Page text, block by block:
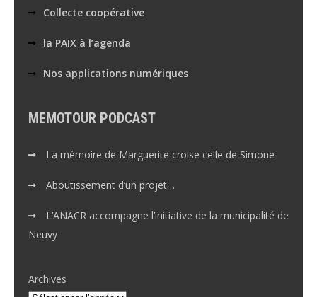
Collecte coopérative
la PAIX à l’agenda
Nos applications numériques
MEMOTOUR PODCAST
La mémoire de Marguerite croise celle de Simone
Aboutissement d’un projet…
L’ANACR accompagne l’initiative de la municipalité de
Neuvy
Archives